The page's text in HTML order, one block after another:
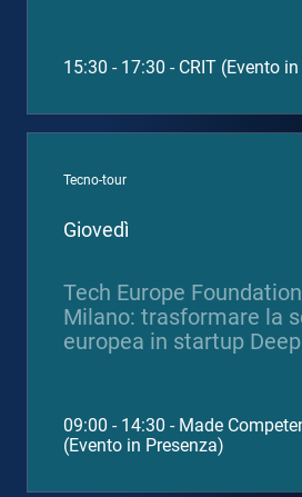
15:30 - 17:30 - CRIT (Evento
Tecno-tour
Giovedì
Tech Europe
Milano: trasformare la
europea in startup
09:00 - 14:30 - Made
(Evento in Presenza)